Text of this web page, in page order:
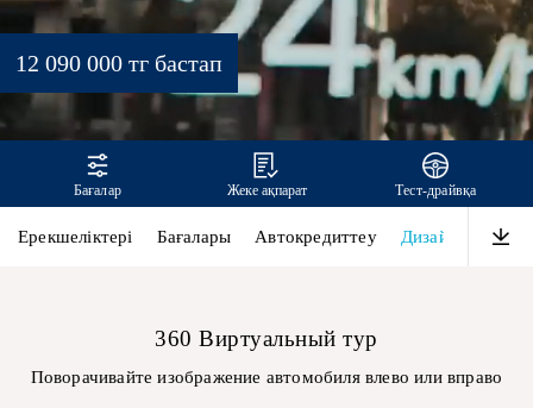
TUCSON
12 090 000 тг бастап
Бағалар Жеке ақпарат Тест-драйвқа
Ерекшеліктері Бағалары Автокредиттеу Дизайн
360 Виртуальный тур
Поворачивайте изображение автомобиля влево или вправо